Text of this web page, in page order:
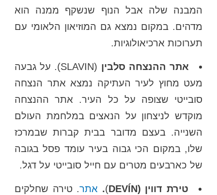
המבנה שלה אבל הנוף שנשקף ממנה הוא
מדהים. במקום נמצא גם המוזיאון הלאומי עם
תערוכות ארכיאולוגיות.
אתר ההנצחה סלבין
(SLAVIN). על גבעה
מעט מחוץ לעיר העתיקה נמצא אתר הנצחה
סובייטי שצופה על כל העיר. אתר ההנצחה
מוקדש לניצחון על הנאצים במלחמת העולם
השנייה. בעצם מדובר בבית קברות שבמרכז
שלו, במקום הכי גבוה בעיר עומד פסל בגובה
של כארבעים מטרים עם חייל סובייטי על דגל.
טירת דווין (DEVÍN )
. אתר. טירה שחלקים